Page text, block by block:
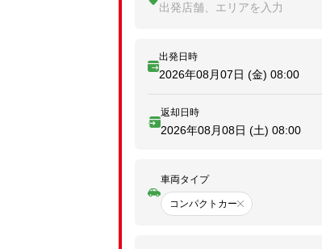
出発店舗、エリアを入力
出発日時
2026年08月07日 (金) 08:00
返却日時
2026年08月08日 (土) 08:00
車両タイプ
コンパクトカー